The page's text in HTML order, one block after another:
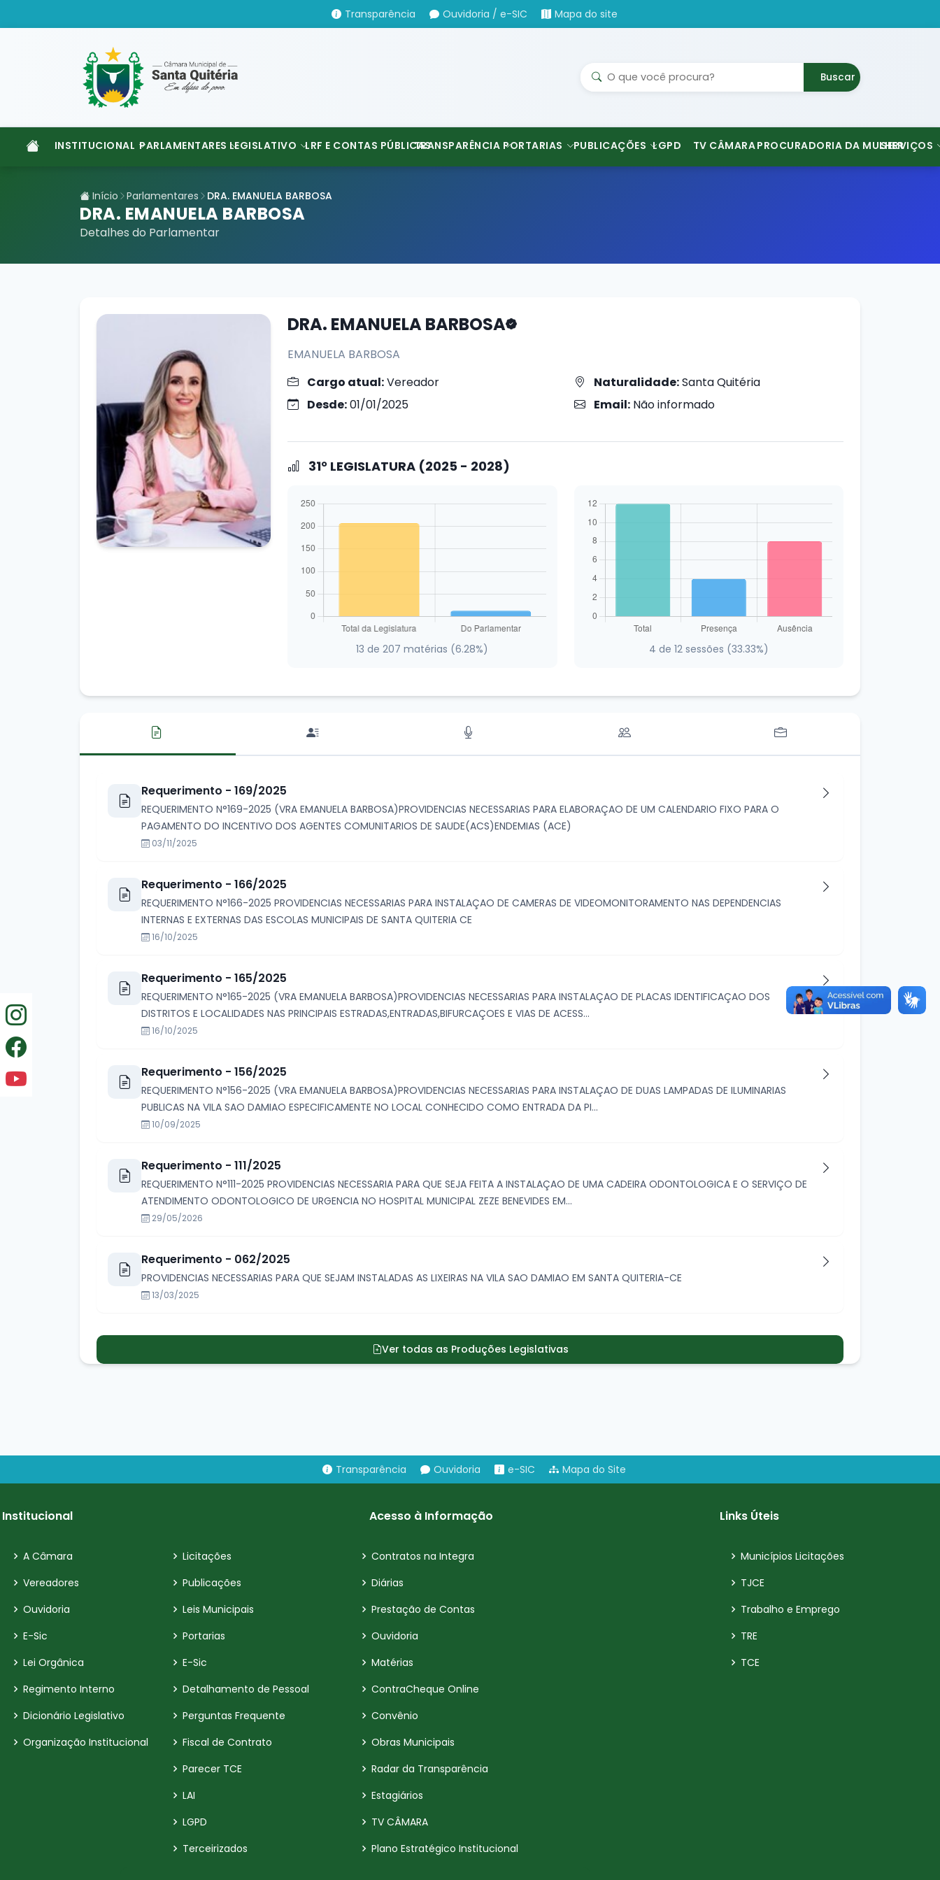
Transparência Ouvidoria / e-SIC Mapa do site
Buscar
INSTITUCIONAL PARLAMENTARES LEGISLATIVO LRF E CONTAS PÚBLICASTRANSPARÊNCIA PORTARIAS PUBLICAÇÕES LGPD TV CÂMARAPROCURADORIA DA MULHERSERVIÇOS
Início Parlamentares DRA. EMANUELA BARBOSA
DRA. EMANUELA BARBOSA
Detalhes do Parlamentar
DRA. EMANUELA BARBOSA
EMANUELA BARBOSA
Cargo atual:Vereador
Desde:01/01/2025
Naturalidade:Santa Quitéria
Email:Não informado
31° LEGISLATURA (2025 - 2028)
13 de 207 matérias (6.28%) 4 de 12 sessões (33.33%)
Requerimento - 169/2025
REQUERIMENTO N°169-2025 (VRA EMANUELA BARBOSA)PROVIDENCIAS NECESSARIAS PARA ELABORAÇAO DE UM CALENDARIO FIXO PARA O
PAGAMENTO DO INCENTIVO DOS AGENTES COMUNITARIOS DE SAUDE(ACS)ENDEMIAS (ACE)
03/11/2025
Requerimento - 166/2025
REQUERIMENTO N°166-2025 PROVIDENCIAS NECESSARIAS PARA INSTALAÇAO DE CAMERAS DE VIDEOMONITORAMENTO NAS DEPENDENCIAS
INTERNAS E EXTERNAS DAS ESCOLAS MUNICIPAIS DE SANTA QUITERIA CE
16/10/2025
Requerimento - 165/2025
REQUERIMENTO N°165-2025 (VRA EMANUELA BARBOSA)PROVIDENCIAS NECESSARIAS PARA INSTALAÇAO DE PLACAS IDENTIFICAÇAO DOS
DISTRITOS E LOCALIDADES NAS PRINCIPAIS ESTRADAS,ENTRADAS,BIFURCAÇOES E VIAS DE ACESS...
16/10/2025
Requerimento - 156/2025
REQUERIMENTO N°156-2025 (VRA EMANUELA BARBOSA)PROVIDENCIAS NECESSARIAS PARA INSTALAÇAO DE DUAS LAMPADAS DE ILUMINARIAS
PUBLICAS NA VILA SAO DAMIAO ESPECIFICAMENTE NO LOCAL CONHECIDO COMO ENTRADA DA PI...
10/09/2025
Requerimento - 111/2025
REQUERIMENTO N°111-2025 PROVIDENCIAS NECESSARIA PARA QUE SEJA FEITA A INSTALAÇAO DE UMA CADEIRA ODONTOLOGICA E O SERVIÇO DE
ATENDIMENTO ODONTOLOGICO DE URGENCIA NO HOSPITAL MUNICIPAL ZEZE BENEVIDES EM...
29/05/2026
Requerimento - 062/2025
PROVIDENCIAS NECESSARIAS PARA QUE SEJAM INSTALADAS AS LIXEIRAS NA VILA SAO DAMIAO EM SANTA QUITERIA-CE
13/03/2025
Ver todas as Produções Legislativas
Transparência Ouvidoria e-SIC Mapa do Site
Institucional
A Câmara
Vereadores
Ouvidoria
E-Sic
Lei Orgânica
Regimento Interno
Dicionário Legislativo
Organização Institucional
Acesso à Informação
Licitações
Contratos na Integra
Publicações
Diárias
Leis Municipais
Prestação de Contas
Portarias
Ouvidoria
E-Sic
Matérias
Detalhamento de Pessoal
ContraCheque Online
Perguntas Frequente
Convênio
Fiscal de Contrato
Obras Municipais
Parecer TCE
Radar da Transparência
LAI
Estagiários
LGPD
TV CÂMARA
Terceirizados
Plano Estratégico Institucional
Links Úteis
Municípios Licitações
TJCE
Trabalho e Emprego
TRE
TCE